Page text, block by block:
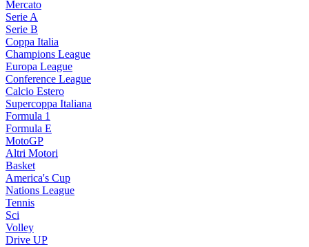
Mercato
Serie A
Serie B
Coppa Italia
Champions League
Europa League
Conference League
Calcio Estero
Supercoppa Italiana
Formula 1
Formula E
MotoGP
Altri Motori
Basket
America's Cup
Nations League
Tennis
Sci
Volley
Drive UP